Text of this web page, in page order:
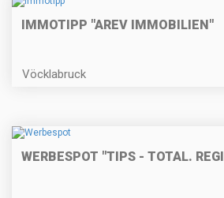
IMMOTIPP "AREV IMMOBILIEN"
Vöcklabruck
WERBESPOT "TIPS - TOTAL.